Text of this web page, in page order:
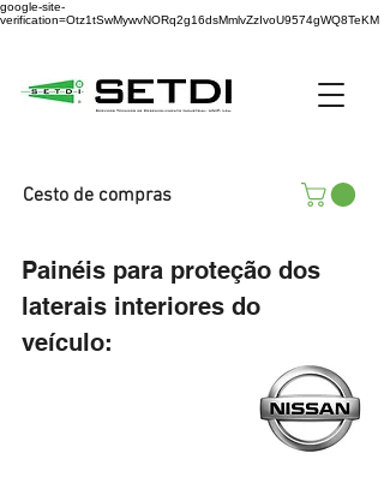
google-site-
verification=Otz1tSwMywvNORq2g16dsMmlvZzIvoU9574gWQ8TeKM
Cesto de compras
Painéis para proteção dos
laterais interiores do
veículo: